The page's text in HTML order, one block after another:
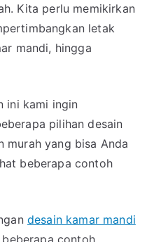
Kita perlu memikirkan
letak
mandi, hingga
ini kami ingin
pilihan desain
murah yang bisa Anda
beberapa contoh
desain kamar mandi
contoh